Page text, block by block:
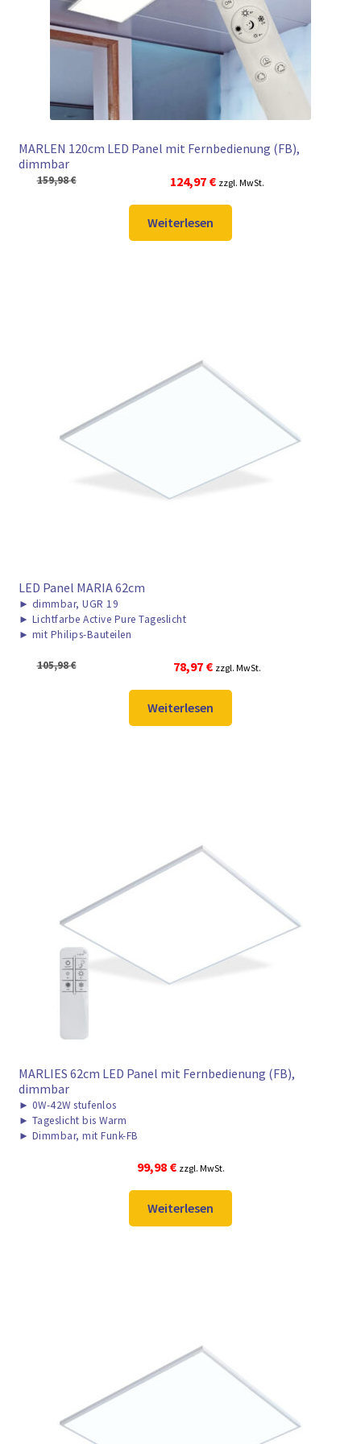
► ZAHLARTEN
► VERSANDARTEN
MARLEN 120cm LED Panel mit Fernbedienung (FB),
dimmbar
159,98€
Ursprünglicher
Preis
war:
159,98 €
124,97 €Aktueller
Preis
124,97 €.
zzgl. MwSt.
Weiterlesen
LED Panel MARIA 62cm
► dimmbar, UGR 19
► Lichtfarbe Active Pure Tageslicht
► mit Philips-Bauteilen
105,98€
Ursprünglicher
Preis
war:
105,98 €
78,97 €Aktueller
Preis
ist:
78,97 €.
zzgl. MwSt.
Weiterlesen
MARLIES 62cm LED Panel mit Fernbedienung (FB),
dimmbar
► 0W-42W stufenlos
► Tageslicht bis Warm
► Dimmbar, mit Funk-FB
99,98 € zzgl. MwSt.
Weiterlesen